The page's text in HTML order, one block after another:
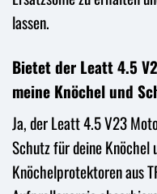
lassen.
Bietet der Leatt 4.5
meine Knöchel und
Ja, der Leatt 4.5 V23
Schutz für deine Knöchel
Knöchelprotektoren aus